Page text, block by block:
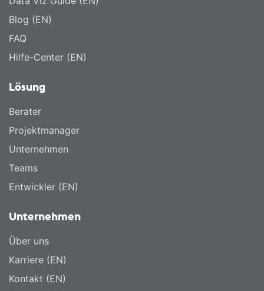
Blog (EN)
FAQ
Hilfe-Center (EN)
Lösung
Berater
Projektmanager
Unternehmen
Teams
Entwickler (EN)
Unternehmen
Über uns
Karriere (EN)
Kontakt (EN)